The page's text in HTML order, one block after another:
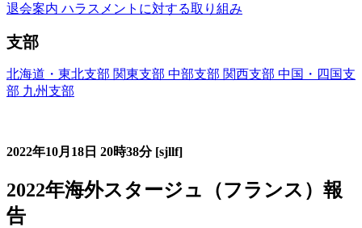
退会案内 ハラスメントに対する取り組み
支部
北海道・東北支部 関東支部 中部支部 関西支部 中国・四国支
部 九州支部
2022年10月18日 20時38分 [sjllf]
2022年海外スタージュ（フランス）報
告